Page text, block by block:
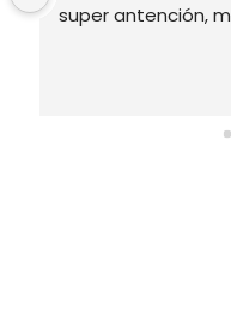
super antención,